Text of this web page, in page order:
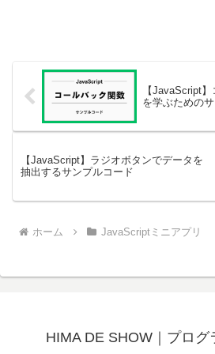
【JavaScript
を学ぶための
【JavaScript】ラジオボタンでデータを
抽出するサンプルコード
ホーム JavaScriptミニアプリ
HIMA DE SHOW｜プログ